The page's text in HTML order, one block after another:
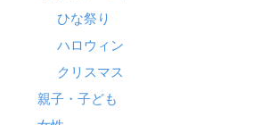
ひな祭り
ハロウィン
クリスマス
親子・子ども